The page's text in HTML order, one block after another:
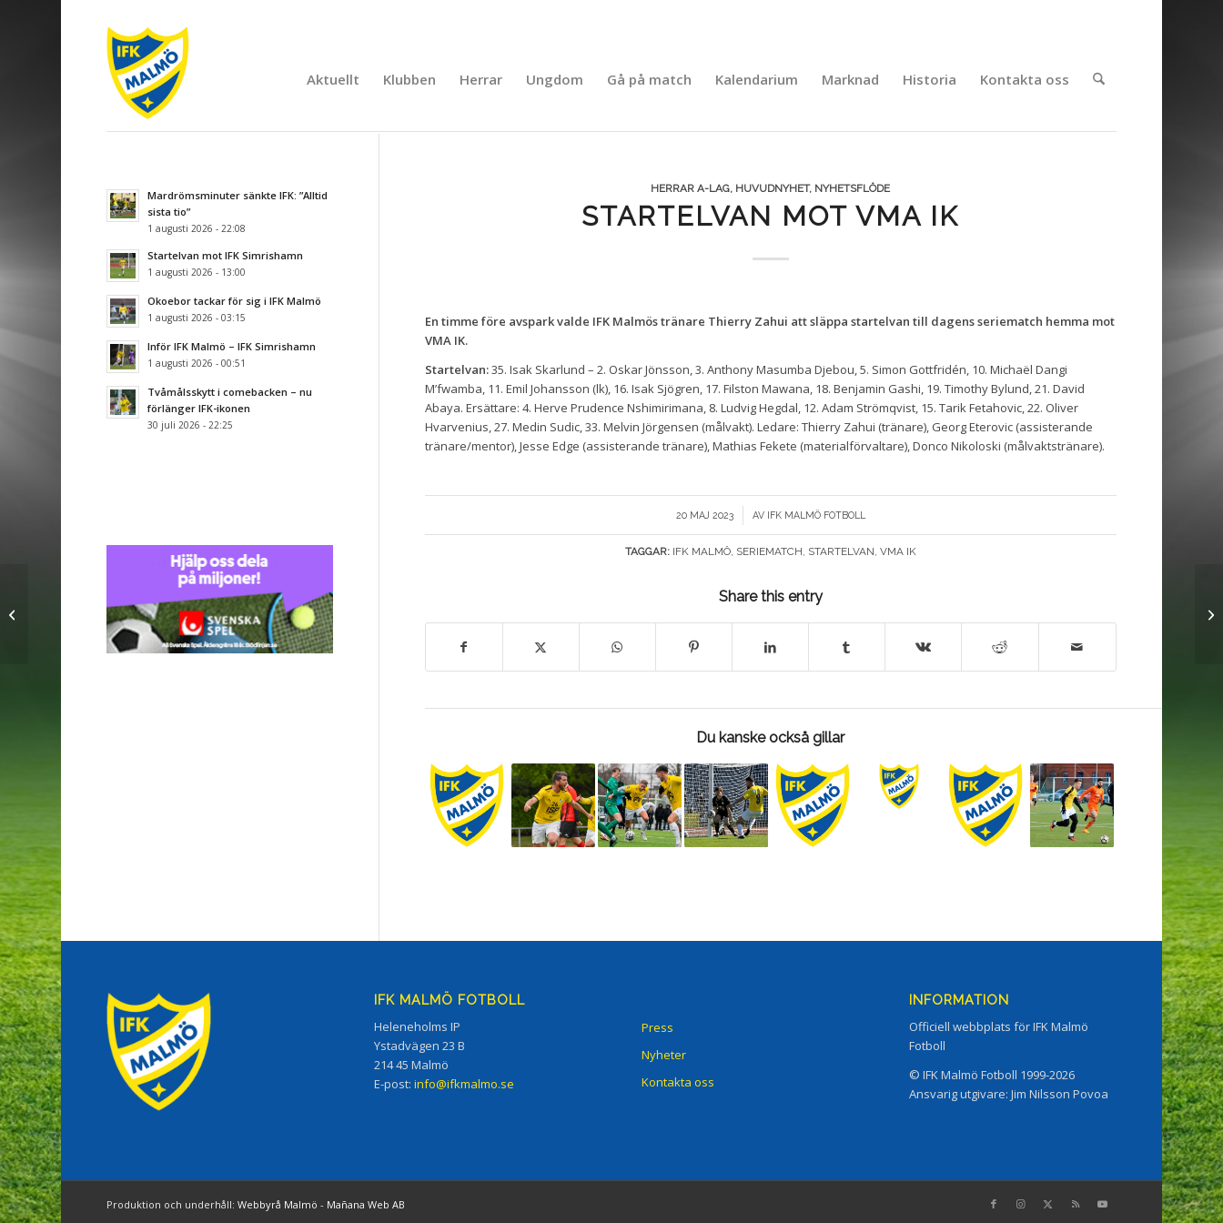
Aktuellt Klubben Herrar Ungdom Gå på match Kalendarium Marknad Historia Kontakta oss
HERRAR A-LAG, HUVUDNYHET, NYHETSFLÖDE
STARTELVAN MOT VMA IK
En timme före avspark valde IFK Malmös tränare Thierry Zahui att släppa startelvan till dagens seriematch hemma mot
VMA IK.
Startelvan:35. Isak Skarlund – 2. Oskar Jönsson, 3. Anthony Masumba Djebou, 5. Simon Gottfridén, 10. Michaël Dangi
M’fwamba, 11. Emil Johansson (lk), 16. Isak Sjögren, 17. Filston Mawana, 18. Benjamin Gashi, 19. Timothy Bylund, 21. David
Abaya. Ersättare: 4. Herve Prudence Nshimirimana, 8. Ludvig Hegdal, 12. Adam Strömqvist, 15. Tarik Fetahovic, 22. Oliver
Hvarvenius, 27. Medin Sudic, 33. Melvin Jörgensen (målvakt). Ledare: Thierry Zahui (tränare), Georg Eterovic (assisterande
tränare/mentor), Jesse Edge (assisterande tränare), Mathias Fekete (materialförvaltare), Donco Nikoloski (målvaktstränare).
20 MAJ 2023
/ AV IFK MALMÖ FOTBOLL
TAGGAR: IFK MALMÖ, SERIEMATCH, STARTELVAN, VMA IK
Share this entry
Du kanske också gillar
Mardrömsminuter sänkte IFK: ”Alltid
sista tio”
1 augusti 2026 - 22:08
Startelvan mot IFK Simrishamn
1 augusti 2026 - 13:00
Okoebor tackar för sig i IFK Malmö
1 augusti 2026 - 03:15
Inför IFK Malmö – IFK Simrishamn
1 augusti 2026 - 00:51
Tvåmålsskytt i comebacken – nu
förlänger IFK-ikonen
30 juli 2026 - 22:25
IFK MALMÖ FOTBOLL
Heleneholms IP
Ystadvägen 23 B
214 45 Malmö
E-post:info@ifkmalmo.se
Press
Nyheter
Kontakta oss
INFORMATION
Officiell webbplats för IFK Malmö
Fotboll
© IFK Malmö Fotboll 1999-2026
Ansvarig utgivare: Jim Nilsson Povoa
Produktion och underhåll:Webbyrå Malmö - Mañana Web AB
Inför IFK Malmö – VMA